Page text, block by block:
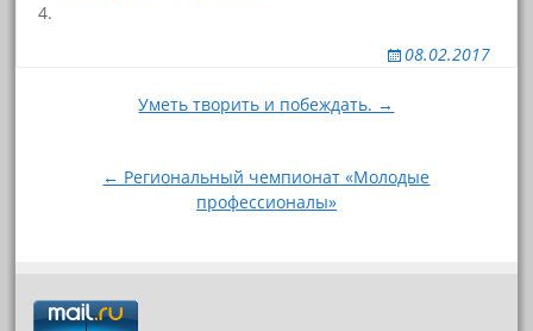
08.02.2017
НавигацияУметь творить и побеждать. →
← Региональный чемпионат «Молодые
профессионалы»